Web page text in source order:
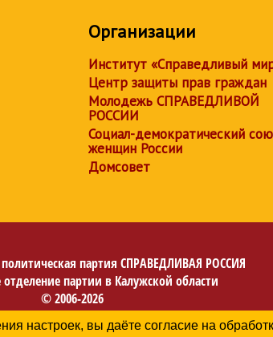
Организации
Институт «Справедливый
Центр защиты прав граждан
Молодежь СПРАВЕДЛИВОЙ
РОССИИ
Социал-демократический
женщин России
Домсовет
партия СПРАВЕДЛИВАЯ РОССИЯ
отделение партии в Калужской области
© 2006-2026
обработки персональных данных
настроек, вы даёте согласие на